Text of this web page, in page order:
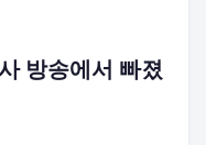
방송에서 빠졌